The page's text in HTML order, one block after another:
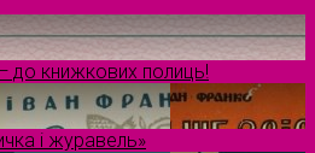
до книжкових полиць!
і журавель»